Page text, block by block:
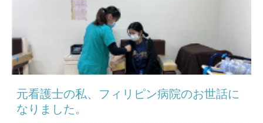
元看護士の私、フィリピン病院のお世話に
なりました。